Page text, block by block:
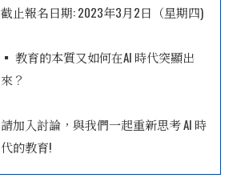
截止報名日期: 2023年3月2日（星期四)
▪ 教育的本質又如何在AI 時代突顯出
來？
請加入討論，與我們一起重新思考 AI 時
代的教育!